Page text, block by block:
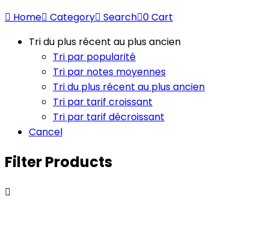
Home
Category Search 0Cart
Tri du plus récent au plus ancien
Tri par popularité
Tri par notes moyennes
Tri du plus récent au plus ancien
Tri par tarif croissant
Tri par tarif décroissant
Cancel
Filter Products